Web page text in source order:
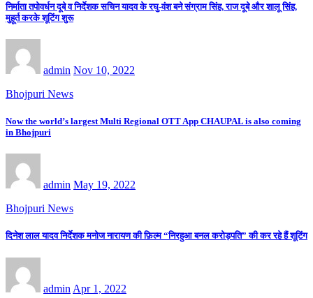
निर्माता तपोवर्धन दूबे व निर्देशक सचिन यादव के रघु-वंश बने संग्राम सिंह, राज दूबे और शालू सिंह,
मुहूर्त करके शूटिंग शुरू
admin Nov 10, 2022
Bhojpuri News
Now the world’s largest Multi Regional OTT App CHAUPAL is also coming
in Bhojpuri
admin May 19, 2022
Bhojpuri News
दिनेश लाल यादव निर्देशक मनोज नारायण की फ़िल्म “निरहुआ बनल करोड़पति” की कर रहे हैं शूटिंग
admin Apr 1, 2022